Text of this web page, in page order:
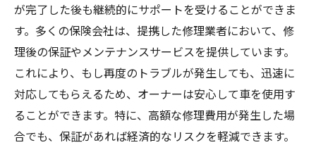
が完了した後も継続的にサポートを受けることができま
す。多くの保険会社は、提携した修理業者において、修
理後の保証やメンテナンスサービスを提供しています。
これにより、もし再度のトラブルが発生しても、迅速に
対応してもらえるため、オーナーは安心して車を使用す
ることができます。特に、高額な修理費用が発生した場
合でも、保証があれば経済的なリスクを軽減できます。